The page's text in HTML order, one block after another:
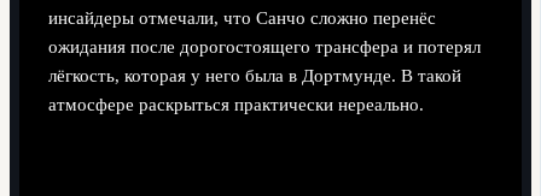
инсайдеры отмечали, что Санчо сложно перенёс
ожидания после дорогостоящего трансфера и потерял
лёгкость, которая у него была в Дортмунде. В такой
атмосфере раскрыться практически нереально.